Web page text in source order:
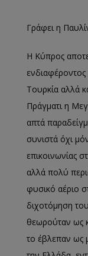
Γράφει η
Η Κύπρος
Τουρκία αλλά
Πράγματι η
απτά
συνιστά όχι
επικοινωνίας
αλλά πολύ
φυσικό αέριο
διχοτόμηση
θεωρούταν ως
το έβλεπαν ως